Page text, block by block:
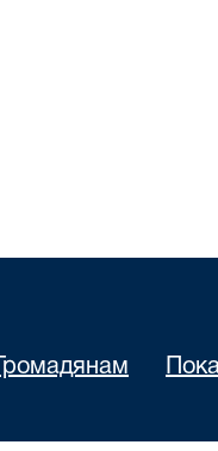
Громадянам